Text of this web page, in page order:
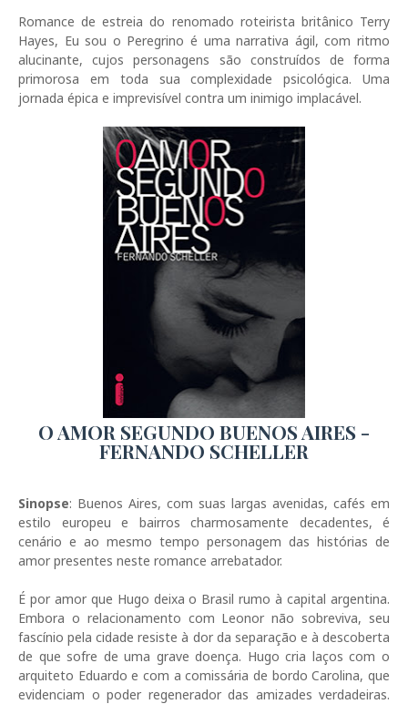
Romance de estreia do renomado roteirista britânico Terry
Hayes, Eu sou o Peregrino é uma narrativa ágil, com ritmo
alucinante, cujos personagens são construídos de forma
primorosa em toda sua complexidade psicológica. Uma
jornada épica e imprevisível contra um inimigo implacável.
O AMOR SEGUNDO BUENOS AIRES -
FERNANDO SCHELLER
Sinopse: Buenos Aires, com suas largas avenidas, cafés em
estilo europeu e bairros charmosamente decadentes, é
cenário e ao mesmo tempo personagem das histórias de
amor presentes neste romance arrebatador.
É por amor que Hugo deixa o Brasil rumo à capital argentina.
Embora o relacionamento com Leonor não sobreviva, seu
fascínio pela cidade resiste à dor da separação e à descoberta
de que sofre de uma grave doença. Hugo cria laços com o
arquiteto Eduardo e com a comissária de bordo Carolina, que
evidenciam o poder regenerador das amizades verdadeiras.